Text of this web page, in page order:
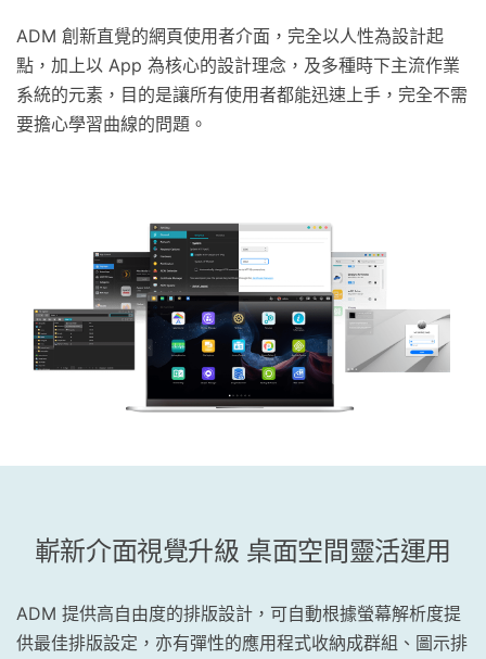
ADM 創新直覺的網頁使用者介面，完全以人性為設計起
點，加上以 App 為核心的設計理念，及多種時下主流作業
系統的元素，目的是讓所有使用者都能迅速上手，完全不需
要擔心學習曲線的問題。
嶄新介面視覺升級 桌面空間靈活運用
ADM 提供高自由度的排版設計，可自動根據螢幕解析度提
供最佳排版設定，亦有彈性的應用程式收納成群組、圖示排